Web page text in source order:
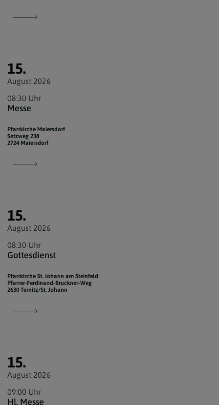
15.
August 2026
08:30 Uhr
Messe
Pfarrkirche Maiersdorf
Setzweg 238
2724 Maiersdorf
15.
August 2026
08:30 Uhr
Gottesdienst
Pfarrkirche St. Johann am Steinfeld
Pfarrer-Ferdinand-Bruckner-Weg
2630 Ternitz/St. Johann
15.
August 2026
09:00 Uhr
Hl. Messe